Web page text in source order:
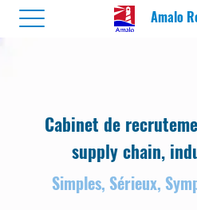
Amalo
Cabinet de
supply chain,
Simples, Sérieux,